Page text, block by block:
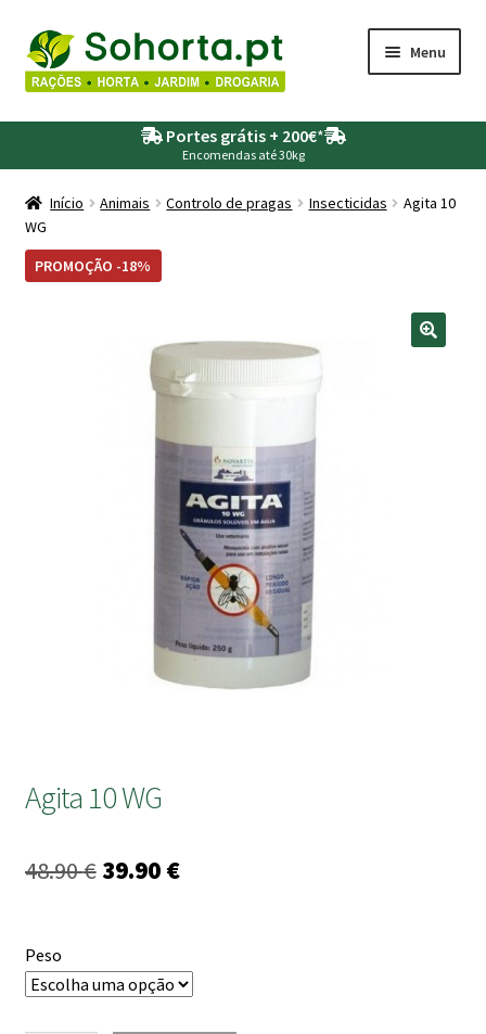
Ir
para
a
navegação
Saltar
para
o
conteúdo
Menu
Agricultura
Portes grátis + 200€*
Encomendas até 30kg
Início Animais Controlo de pragas Insecticidas
Agita 10
WG
PROMOÇÃO -18%
Agita 10 WG
48.90€ O
era:
48.90 €.
39.90 €O
é:
39.90 €.
Peso